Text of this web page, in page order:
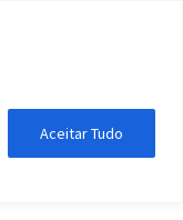
Aceitar Tudo